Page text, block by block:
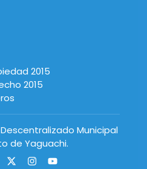
2015
2015
Municipal
de Yaguachi.